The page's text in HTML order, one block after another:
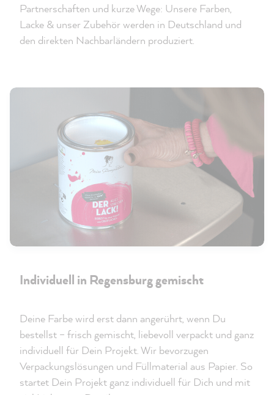
Partnerschaften und kurze Wege: Unsere Farben,
Lacke & unser Zubehör werden in Deutschland und
den direkten Nachbarländern produziert.
Individuell in Regensburg gemischt
Deine Farbe wird erst dann angerührt, wenn Du
bestellst – frisch gemischt, liebevoll verpackt und ganz
individuell für Dein Projekt. Wir bevorzugen
Verpackungslösungen und Füllmaterial aus Papier. So
startet Dein Projekt ganz individuell für Dich und mit